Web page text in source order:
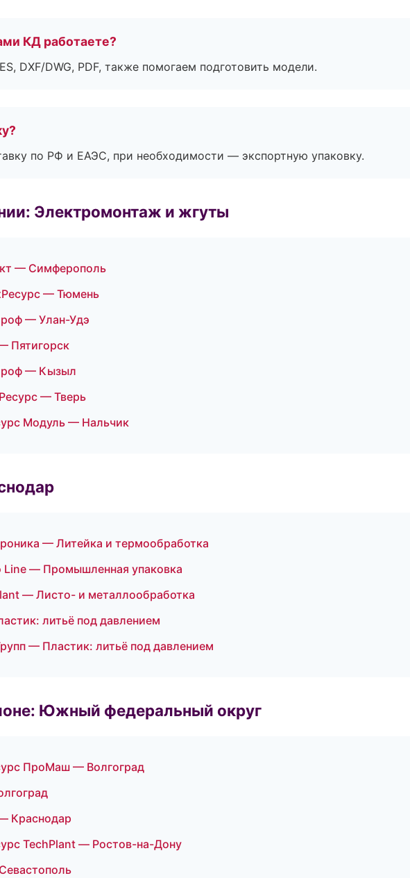
КД работаете?
DXF/DWG, PDF, также помогаем подготовить модели.
по РФ и ЕАЭС, при необходимости — экспортную упаковку.
Электромонтаж и жгуты
— Симферополь
— Тюмень
— Улан-Удэ
Пятигорск
— Кызыл
— Тверь
Модуль — Нальчик
— Литейка и термообработка
Line — Промышленная упаковка
— Листо- и металлообработка
литьё под давлением
— Пластик: литьё под давлением
Южный федеральный округ
ПроМаш — Волгоград
Краснодар
TechPlant — Ростов-на-Дону